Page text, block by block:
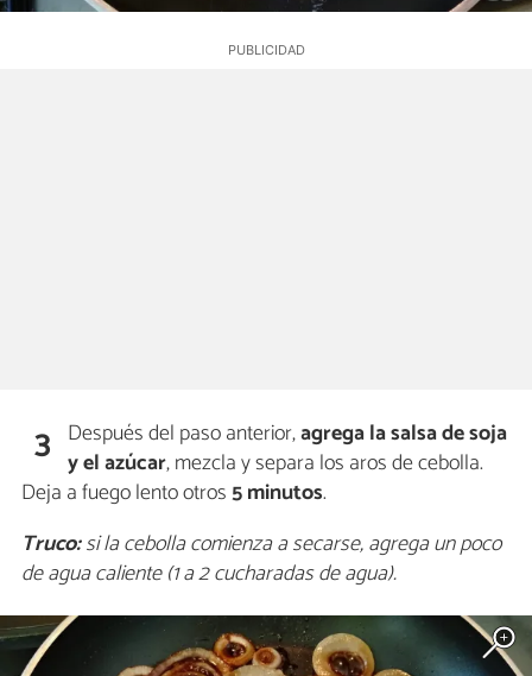
3 Después del paso anterior,agrega la salsa de soja
y el azúcar, mezcla y separa los aros de cebolla.
Deja a fuego lento otros5 minutos.
Truco:si la cebolla comienza a secarse, agrega un poco
de agua caliente (1 a 2 cucharadas de agua).